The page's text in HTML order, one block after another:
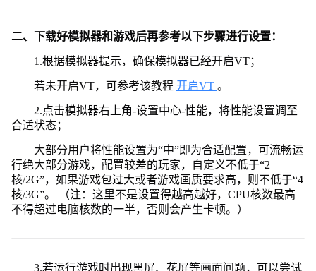
二、下载好模拟器和游戏后再参考以下步骤进行设置：
1.根据模拟器提示，确保模拟器已经开启VT；
若未开启VT，可参考该教程 开启VT 。
2.点击模拟器右上角-设置中心-性能，将性能设置调至
合适状态；
大部分用户将性能设置为“中”即为合适配置，可流畅运
行绝大部分游戏，配置较差的玩家，自定义不低于“2
核/2G”，如果游戏包过大或者游戏画质要求高，则不低于“4
核/3G”。 （注：这里不是设置得越高越好，CPU核数最高
不得超过电脑核数的一半，否则会产生卡顿。）
3.若运行游戏时出现黑屏、花屏等画面问题，可以尝试